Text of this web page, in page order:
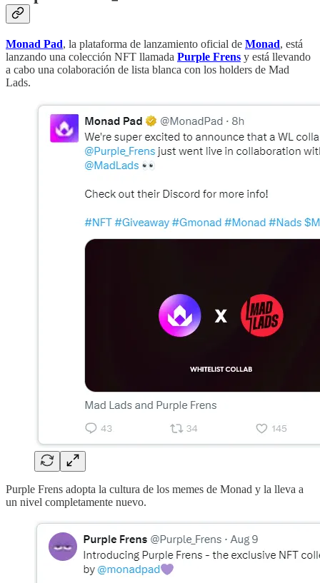
Monad Pad, la plataforma de lanzamiento oficial de Monad, está
lanzando una colección NFT llamada Purple Frens y está llevando
a cabo una colaboración de lista blanca con los holders de Mad
Lads.
Purple Frens adopta la cultura de los memes de Monad y la lleva a
un nivel completamente nuevo.